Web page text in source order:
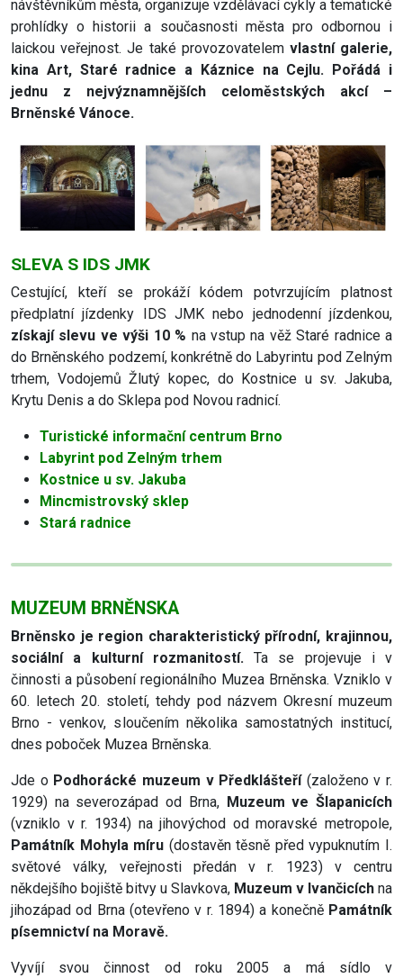
návštěvníkům města, organizuje vzdělávací cykly a tematické
prohlídky o historii a současnosti města pro odbornou i
laickou veřejnost. Je také provozovatelem vlastní galerie,
kina Art, Staré radnice a Káznice na Cejlu. Pořádá i
jednu z nejvýznamnějších celoměstských akcí –
Brněnské Vánoce.
SLEVA S IDS JMK
Cestující, kteří se prokáží kódem potvrzujícím platnost
předplatní jízdenky IDS JMK nebo jednodenní jízdenkou,
získají slevu ve výši 10 % na vstup na věž Staré radnice a
do Brněnského podzemí, konkrétně do Labyrintu pod Zelným
trhem, Vodojemů Žlutý kopec, do Kostnice u sv. Jakuba,
Krytu Denis a do Sklepa pod Novou radnicí.
Turistické informační centrum Brno
Labyrint pod Zelným trhem
Kostnice u sv. Jakuba
Mincmistrovský sklep
Stará radnice
MUZEUM BRNĚNSKA
Brněnsko je region charakteristický přírodní, krajinnou,
sociální a kulturní rozmanitostí.Ta se projevuje i v
činnosti a působení regionálního Muzea Brněnska. Vzniklo v
60. letech 20. století, tehdy pod názvem Okresní muzeum
Brno - venkov, sloučením několika samostatných institucí,
dnes poboček Muzea Brněnska.
Jde o Podhorácké muzeum v Předklášteří(založeno v r.
1929) na severozápad od Brna, Muzeum ve Šlapanicích
(vzniklo v r. 1934) na jihovýchod od moravské metropole,
Památník Mohyla míru (dostavěn těsně před vypuknutím I.
světové války, veřejnosti předán v r. 1923) v centru
někdejšího bojiště bitvy u Slavkova, Muzeum v Ivančicích na
jihozápad od Brna (otevřeno v r. 1894) a konečně Památník
písemnictví na Moravě.
Vyvíjí svou činnost od roku 2005 a má sídlo v